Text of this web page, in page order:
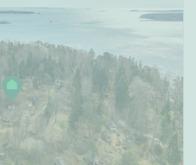
Ei uudiskohteita